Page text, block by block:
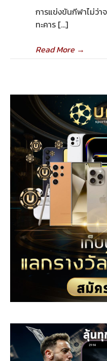
การแข่งขันกีฬาไม่ว่า
ทะคาร […]
Read More→